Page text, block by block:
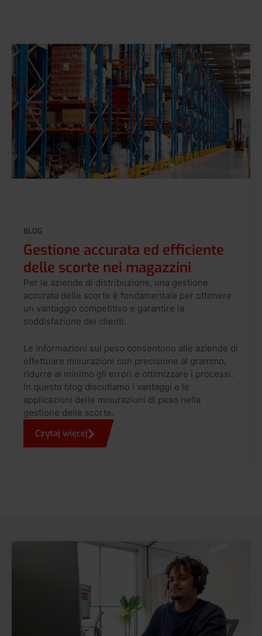
BLOG
Gestione accurata ed efficiente
delle scorte nei magazzini
Per le aziende di distribuzione, una gestione
accurata delle scorte è fondamentale per ottenere
un vantaggio competitivo e garantire la
soddisfazione dei clienti.
Le informazioni sul peso consentono alle aziende di
effettuare misurazioni con precisione al grammo,
ridurre al minimo gli errori e ottimizzare i processi.
In questo blog discutiamo i vantaggi e le
applicazioni delle misurazioni di peso nella
gestione delle scorte.
Czytaj więcej